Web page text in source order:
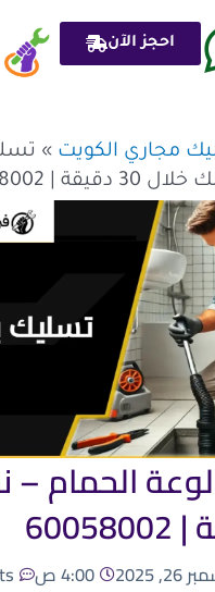
احجز الآن
مجاري الكويت »
| 60058002
الحمام
2025 4:00 ص